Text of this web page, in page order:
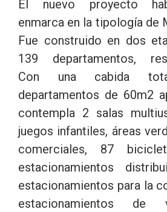
El nuevo proyecto
enmarca en la tipología de
Fue construido en dos
139 departamentos,
Con una cabida
departamentos de 60m2
contempla 2 salas
juegos infantiles, áreas
comerciales, 87
estacionamientos
estacionamientos para la
estacionamientos